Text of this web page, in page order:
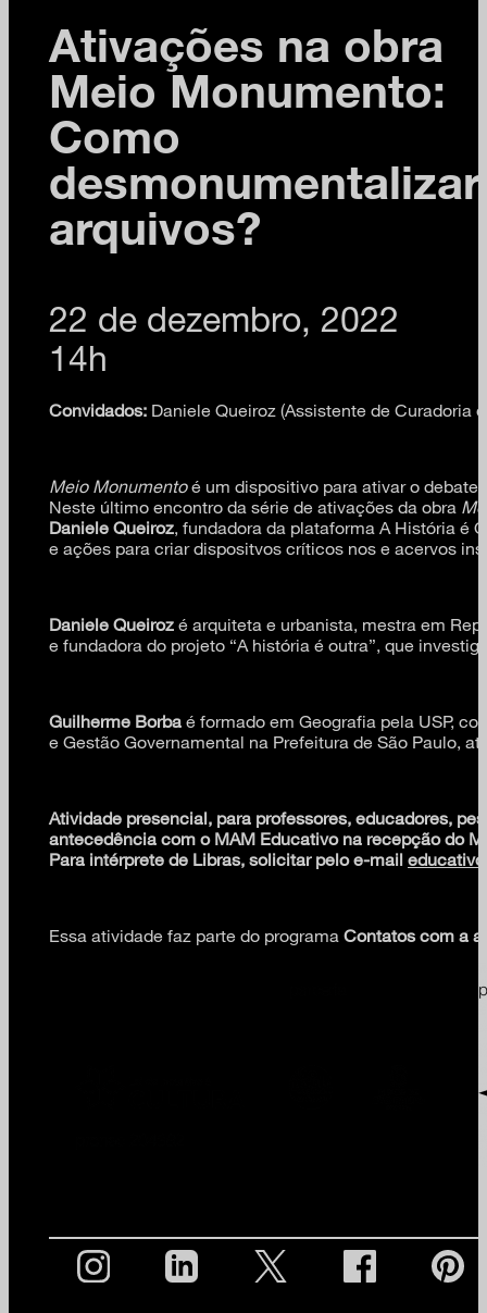
Ativações na obra
Meio Monumento:
Como
desmonumentalizar
arquivos?
22 de dezembro, 2022
14h
Convidados: Daniele Queiroz (Assistente de Curadoria
Meio Monumentoé um dispositivo para ativar o debate
Neste último encontro da série de ativações da obra
Daniele Queiroz , fundadora da plataforma A História é
e ações para criar dispositvos críticos nos e acervos
Daniele Queiroz é arquiteta e urbanista, mestra em
e fundadora do projeto “A história é outra”, que
Guilherme Borba é formado em Geografia pela USP,
e Gestão Governamental na Prefeitura de São Paulo,
Atividade presencial, para professores, educadores,
antecedência com o MAM Educativo na recepção do
Para intérprete de Libras, solicitar pelo e-mail
Essa atividade faz parte do programa Contatos com a